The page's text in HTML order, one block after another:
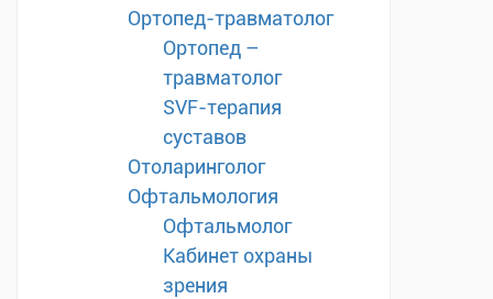
Ортопед-травматолог
Ортопед –
травматолог
SVF-терапия
суставов
Отоларинголог
Офтальмология
Офтальмолог
Кабинет охраны
зрения